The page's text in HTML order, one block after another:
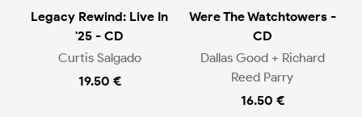
Legacy Rewind: Live In
'25 - CD
Curtis Salgado
19.50 €
Were The Watchtowers -
CD
Dallas Good + Richard
Reed Parry
16.50 €